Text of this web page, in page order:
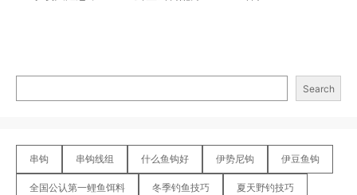
Search
串钩 串钩线组 什么鱼钩好 伊势尼钩 伊豆鱼钩
全国公认第一鲤鱼饵料 冬季钓鱼技巧 夏天野钓技巧